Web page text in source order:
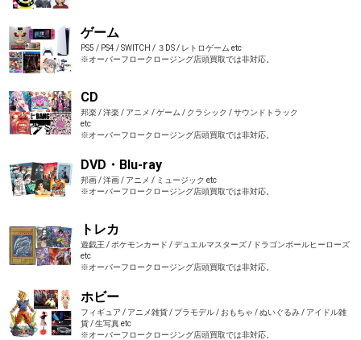
ゲーム
PS5 / PS4 / SWITCH / ３DS / レトロゲーム etc
※オーバーフロークロージング店頭買取では非対応。
CD
邦楽 / 洋楽 / アニメ / ゲーム / クラシック / サウンドトラック
etc
※オーバーフロークロージング店頭買取では非対応。
DVD・Blu-ray
邦画 / 洋画 / アニメ / ミュージック etc
※オーバーフロークロージング店頭買取では非対応。
トレカ
遊戯王 / ポケモンカード / デュエルマスターズ / ドラゴンボールヒーローズ
etc
※オーバーフロークロージング店頭買取では非対応。
ホビー
フィギュア / アニメ雑貨 / プラモデル / おもちゃ / ぬいぐるみ / アイドル雑
貨 / 生写真 etc
※オーバーフロークロージング店頭買取では非対応。